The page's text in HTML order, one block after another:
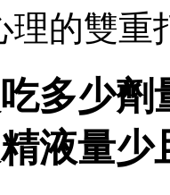
理的雙重
多少
液量